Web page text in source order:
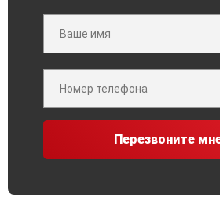
Перезвоните